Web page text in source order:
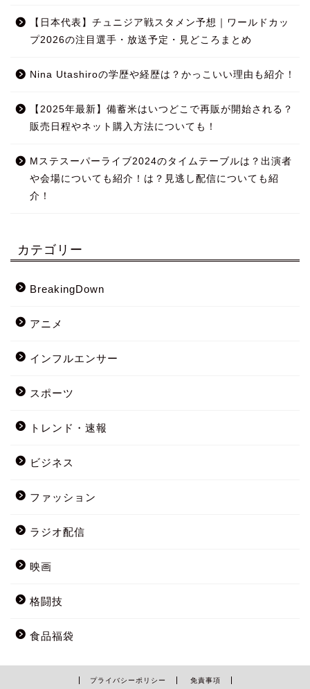
【日本代表】チュニジア戦スタメン予想｜ワールドカッ
プ2026の注目選手・放送予定・見どころまとめ
Nina Utashiroの学歴や経歴は？かっこいい理由も紹介！
【2025年最新】備蓄米はいつどこで再販が開始される？
販売日程やネット購入方法についても！
Mステスーパーライブ2024のタイムテーブルは？出演者
や会場についても紹介！は？見逃し配信についても紹
介！
カテゴリー
BreakingDown
アニメ
インフルエンサー
スポーツ
トレンド・速報
ビジネス
ファッション
ラジオ配信
映画
格闘技
食品福袋
プライバシーポリシー 免責事項